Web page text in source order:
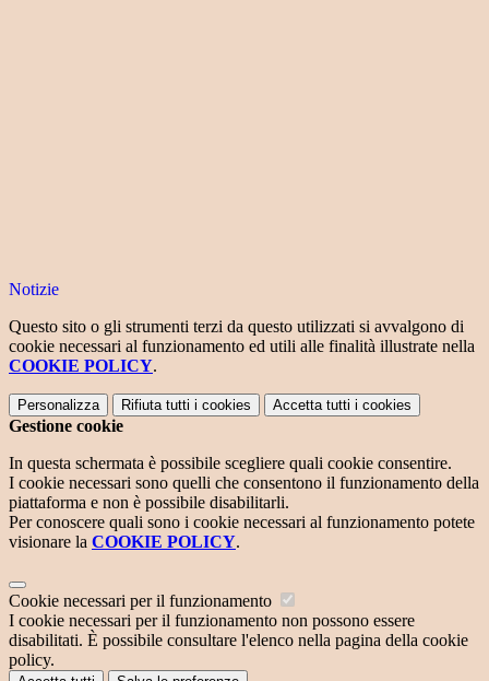
Notizie
Questo sito o gli strumenti terzi da questo utilizzati si avvalgono di
cookie necessari al funzionamento ed utili alle finalità illustrate nella
COOKIE POLICY.
Personalizza Rifiuta tutti i cookies Accetta tutti i cookies
Gestione cookie
In questa schermata è possibile scegliere quali cookie consentire.
I cookie necessari sono quelli che consentono il funzionamento della
piattaforma e non è possibile disabilitarli.
Per conoscere quali sono i cookie necessari al funzionamento potete
visionare la COOKIE POLICY.
Cookie necessari per il funzionamento
I cookie necessari per il funzionamento non possono essere
disabilitati. È possibile consultare l'elenco nella pagina della cookie
policy.